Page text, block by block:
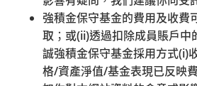
強積金保守基金的費用及收費
取；或(ii)透過扣除成員賬戶中
誠強積金保守基金採用方式(i)
格/資產淨值/基金表現已反映
forms@support.empf.org.hk